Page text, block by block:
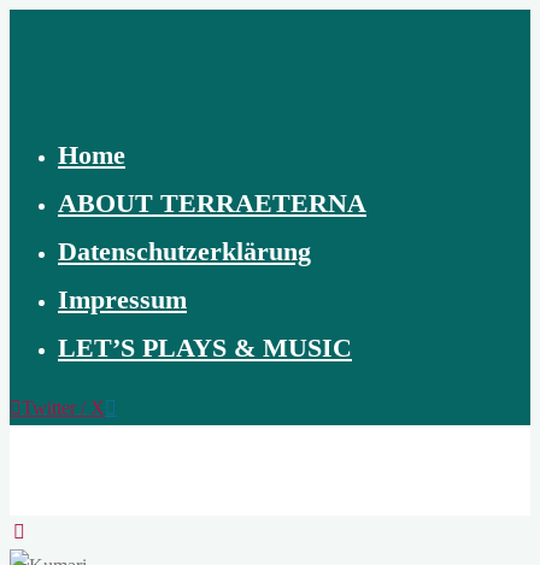
Home
ABOUT TERRAETERNA
Datenschutzerklärung
Impressum
LET’S PLAYS & MUSIC
Twitter / X
CREATION
OF